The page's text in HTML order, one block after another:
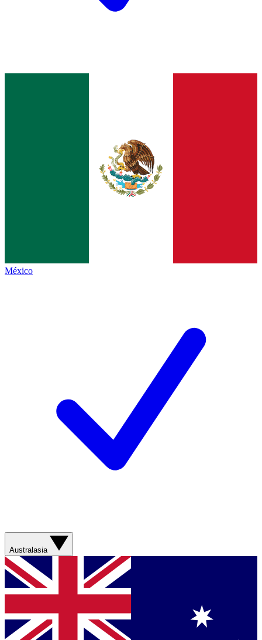
México
Australasia